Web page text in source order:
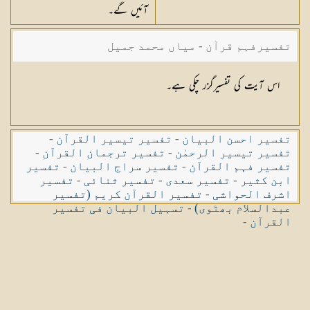
آئیں گے۔
تفسیرفہم قرآن - میاں محمد جمیل
اس آیت کی تفسیرگزر چکی ہے۔
تفسیر احسن البیان - تفسیر تیسیر القرآن -
تفسیر تیسیر الرحمٰن - تفسیر ترجمان القرآن -
تفسیر فہم القرآن - تفسیر سراج البیان - تفسیر
ابن کثیر - تفسیر سعدی - تفسیر ثنائی - تفسیر
اشرف الحواشی - تفسیر القرآن کریم (تفسیر
عبدالسلام بھٹوی)-تسہیل البیان فی تفسیر
القرآن -